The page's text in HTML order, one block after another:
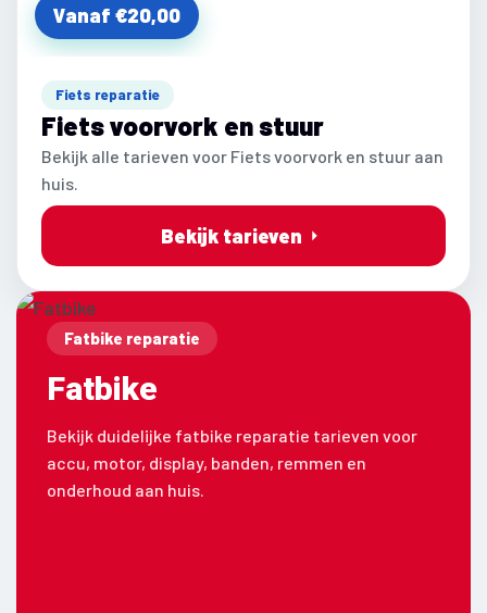
Vanaf €20,00
Fiets reparatie
Fiets voorvork en stuur
Bekijk alle tarieven voor Fiets voorvork en stuur aan
huis.
Bekijk tarieven
Fatbike reparatie
Fatbike
Bekijk duidelijke fatbike reparatie tarieven voor
accu, motor, display, banden, remmen en
onderhoud aan huis.